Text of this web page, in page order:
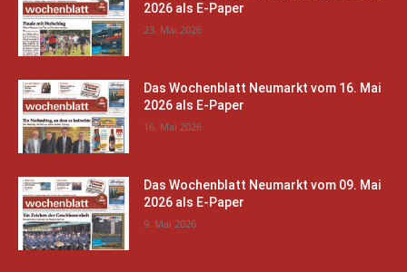
2026 als E-Paper
23. Mai 2026
Das Wochenblatt Neumarkt vom 16. Mai
2026 als E-Paper
16. Mai 2026
Das Wochenblatt Neumarkt vom 09. Mai
2026 als E-Paper
9. Mai 2026